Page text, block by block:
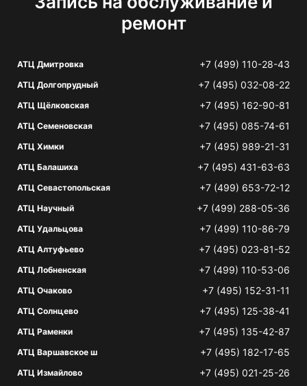
ремонт
АТЦ Дмитровка +7 (499) 110-28-43
АТЦ Долгопрудный +7 (495) 032-08-22
АТЦ Щёлковская +7 (495) 162-90-81
АТЦ Семеновская +7 (495) 085-74-61
АТЦ Химки +7 (495) 989-21-31
АТЦ Балашиха +7 (495) 431-63-63
АТЦ Севастопольская +7 (499) 653-72-12
АТЦ Научный +7 (499) 288-05-36
АТЦ Удальцова +7 (499) 110-86-79
АТЦ Алтуфьево +7 (495) 023-81-52
АТЦ Лобненская +7 (499) 110-53-06
АТЦ Очаково +7 (495) 152-31-11
АТЦ Солнцево +7 (495) 125-38-41
АТЦ Раменки +7 (495) 135-42-87
АТЦ Варшавское ш +7 (495) 182-17-65
АТЦ Измайлово +7 (495) 021-25-26